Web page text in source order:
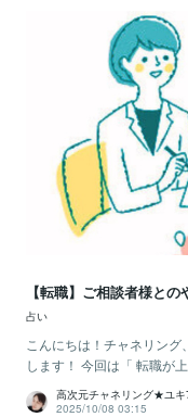
【転職】ご相談者様と
占い
こんにちは！チャネリン
します！ 今回は「 転職が
高次元チャネリング★ユ
2025/10/08 03:15